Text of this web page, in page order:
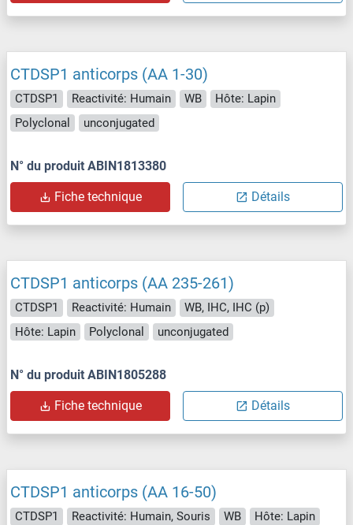
CTDSP1 anticorps (AA 1-30)
CTDSP1 Reactivité: Humain WB
Hôte: Lapin
Polyclonal
unconjugated
N° du produit ABIN1813380
Fiche technique Détails
CTDSP1 anticorps (AA 235-261)
CTDSP1 Reactivité: Humain
WB, IHC, IHC (p)
Hôte: Lapin
Polyclonal unconjugated
N° du produit ABIN1805288
Fiche technique Détails
CTDSP1 anticorps (AA 16-50)
CTDSP1 Reactivité: Humain, Souris WB
Hôte: Lapin